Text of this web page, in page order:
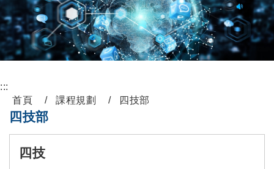
:::
首頁
課程規劃 四技部
四技部
四技